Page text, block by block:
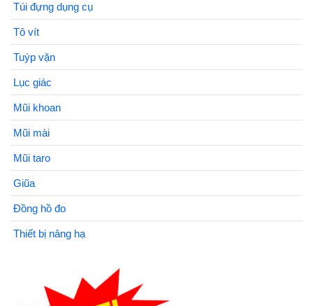
Túi đựng dụng cụ
Tô vít
Tuýp vặn
Lục giác
Mũi khoan
Mũi mài
Mũi taro
Giũa
Đồng hồ đo
Thiết bị nâng hạ